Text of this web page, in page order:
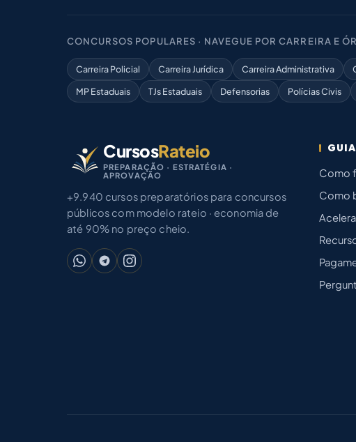
CONCURSOS POPULARES · NAVEGUE POR CARREIRA E
Carreira Policial Carreira Jurídica Carreira Administrativa
MP Estaduais
TJs Estaduais Defensorias Polícias Civis
CursosRateio
PREPARAÇÃO · ESTRATÉGIA ·
APROVAÇÃO
+9.940 cursos preparatórios para concursos
públicos com modelo rateio · economia de
até 90% no preço cheio.
Como
Como